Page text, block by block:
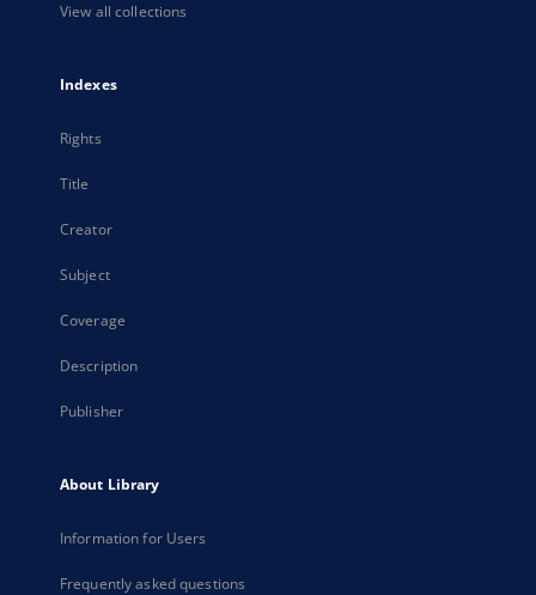
View all collections
Indexes
Rights
Title
Creator
Subject
Coverage
Description
Publisher
About Library
Information for Users
Frequently asked questions